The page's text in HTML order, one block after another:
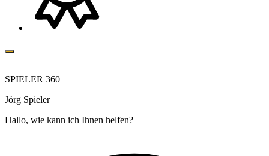
SPIELER 360
Jörg Spieler
Hallo, wie kann ich Ihnen helfen?